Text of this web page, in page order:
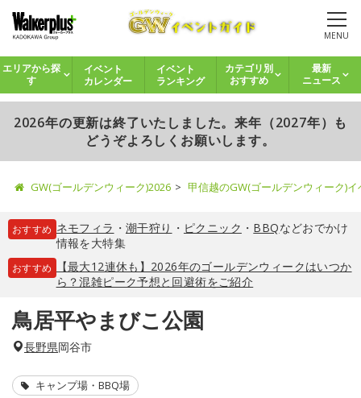
MENU
エリアから探
す
イベント
カレンダー
イベント
ランキング
カテゴリ別
おすすめ
最新
ニュース
2026年の更新は終了いたしました。来年（2027年）も
どうぞよろしくお願いします。
GW(ゴールデンウィーク)2026 甲信越のGW(ゴールデンウィーク)
おすすめ ネモフィラ ・ 潮干狩り ・ ピクニック ・ BBQなどおでかけ
情報を大特集
おすすめ
【最大12連休も】2026年のゴールデンウィークはいつか
ら？混雑ピーク予想と回避術をご紹介
鳥居平やまびこ公園
長野県岡谷市
キャンプ場・BBQ場